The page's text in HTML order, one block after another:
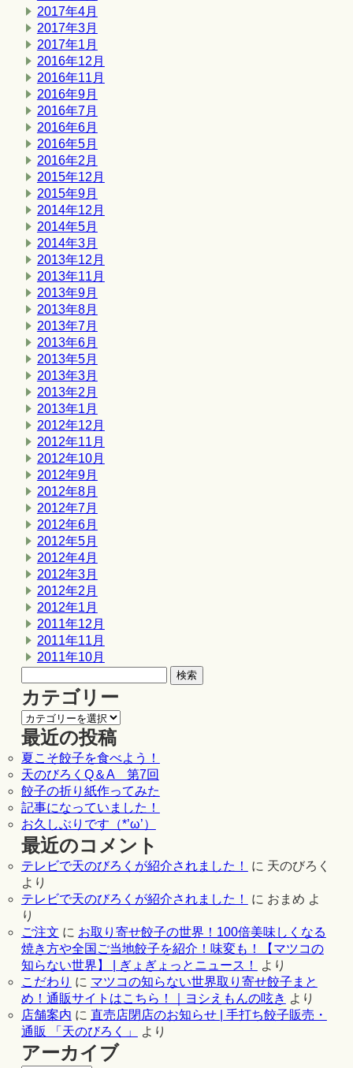
2017年4月
2017年3月
2017年1月
2016年12月
2016年11月
2016年9月
2016年7月
2016年6月
2016年5月
2016年2月
2015年12月
2015年9月
2014年12月
2014年5月
2014年3月
2013年12月
2013年11月
2013年9月
2013年8月
2013年7月
2013年6月
2013年5月
2013年3月
2013年2月
2013年1月
2012年12月
2012年11月
2012年10月
2012年9月
2012年8月
2012年7月
2012年6月
2012年5月
2012年4月
2012年3月
2012年2月
2012年1月
2011年12月
2011年11月
2011年10月
カテゴリー
最近の投稿
夏こそ餃子を食べよう！
天のびろくQ＆A 第7回
餃子の折り紙作ってみた
記事になっていました！
お久しぶりです（*’ω’）
最近のコメント
テレビで天のびろくが紹介されました！ に 天のびろく
より
テレビで天のびろくが紹介されました！
に おまめ よ
り
ご注文 に お取り寄せ餃子の世界！100倍美味しくなる
焼き方や全国ご当地餃子を紹介！味変も！【マツコの
知らない世界】 | ぎょぎょっとニュース！
より
こだわり に マツコの知らない世界取り寄せ餃子まと
め！通販サイトはこちら！｜ヨシえもんの呟き より
店舗案内 に 直売店閉店のお知らせ | 手打ち餃子販売・
通販 「天のびろく」
より
アーカイブ